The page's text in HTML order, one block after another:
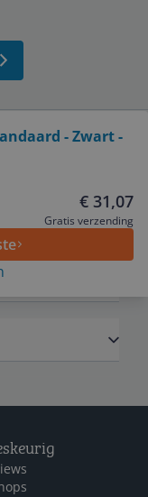
- Zwart -
€ 31,07
Gratis verzending